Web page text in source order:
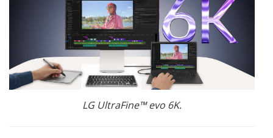
LGUltraFine™ evo 6K.